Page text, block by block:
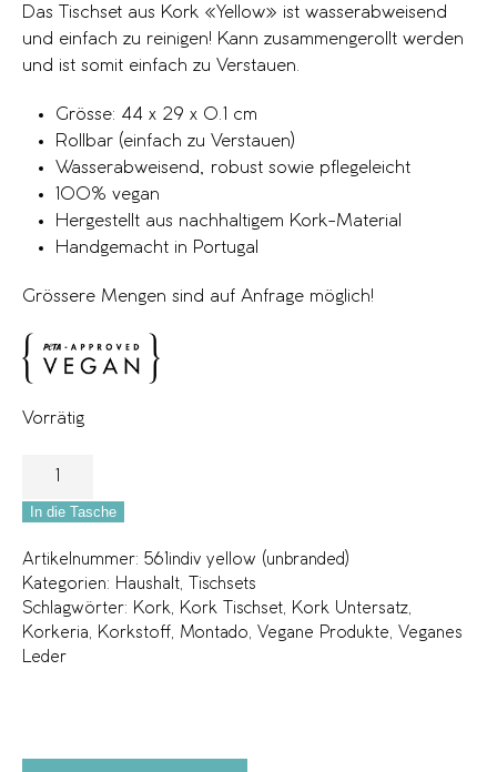
Das Tischset aus Kork «Yellow» ist wasserabweisend
und einfach zu reinigen! Kann zusammengerollt werden
und ist somit einfach zu Verstauen.
Grösse: 44 x 29 x 0.1 cm
Rollbar (einfach zu Verstauen)
Wasserabweisend, robust sowie pflegeleicht
100% vegan
Hergestellt aus nachhaltigem Kork-Material
Handgemacht in Portugal
Grössere Mengen sind auf Anfrage möglich!
Vorrätig
In die Tasche
Artikelnummer: 561indiv yellow (unbranded)
Kategorien: Haushalt,
Tischsets
Schlagwörter: Kork, Kork Tischset, Kork Untersatz,
Korkeria, Korkstoff, Montado, Vegane Produkte, Veganes
Leder